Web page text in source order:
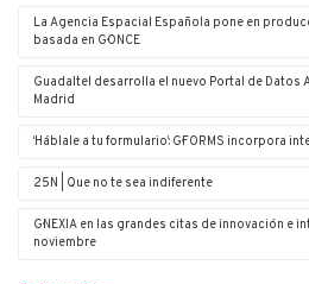
La Agencia Espacial Española pone en
basada en G·ONCE
Guadaltel desarrolla el nuevo Portal de Datos
Madrid
‘Háblale a tu formulario’: G·FORMS incorpora
25N | Que no te sea indiferente
G·NEXIA en las grandes citas de innovación e
noviembre